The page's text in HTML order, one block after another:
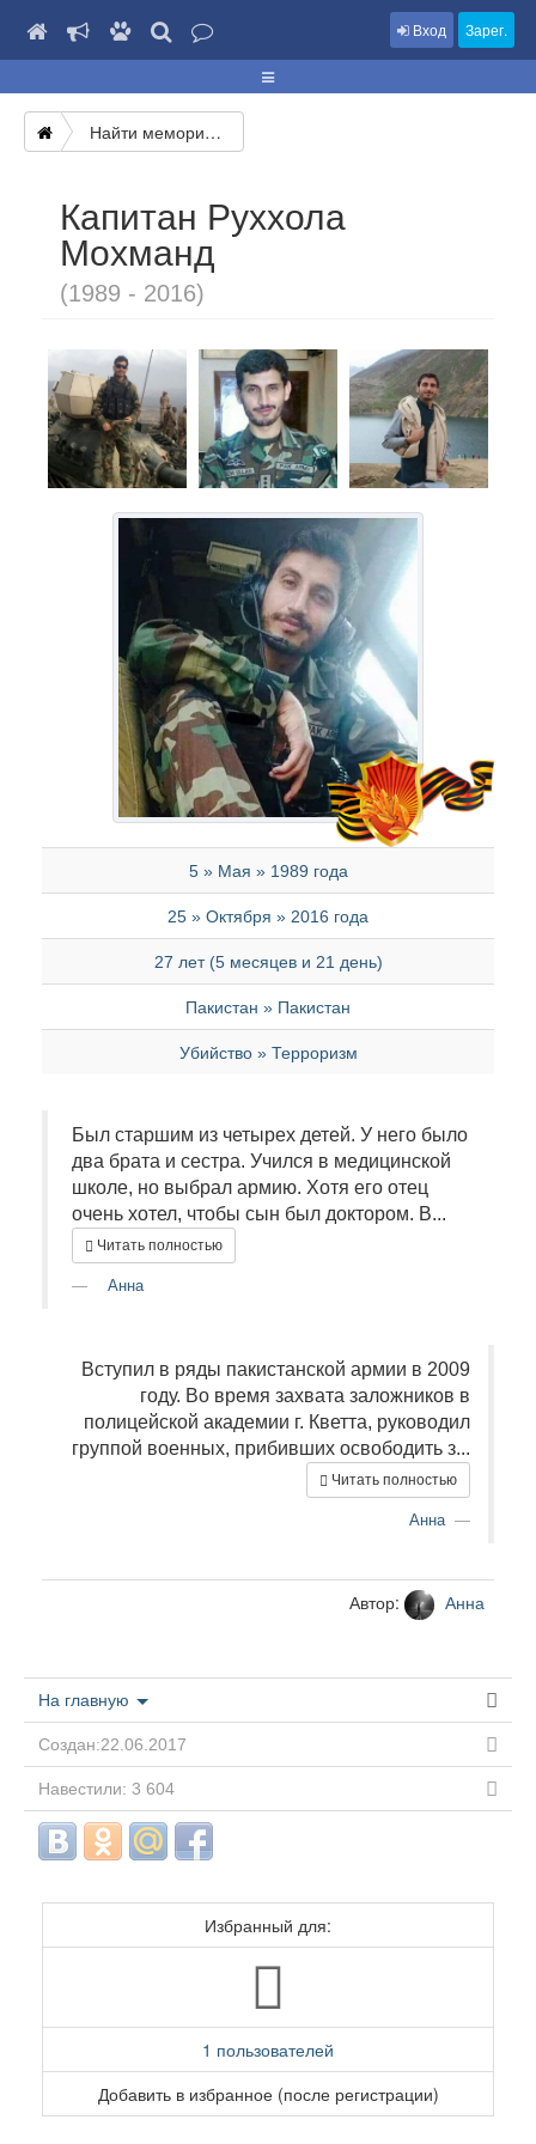
Вход Зарег.
Найти мемориал
Капитан Руххола
Мохманд
(1989 - 2016)
5 » Мая » 1989 года
25 » Октября » 2016 года
27 лет (5 месяцев и 21 день)
Пакистан » Пакистан
Убийство » Терроризм
Был старшим из четырех детей. У него было
два брата и сестра. Учился в медицинской
школе, но выбрал армию. Хотя его отец
очень хотел, чтобы сын был доктором. В...
Читать полностью
Анна
Вступил в ряды пакистанской армии в 2009
году. Во время захвата заложников в
полицейской академии г. Кветта, руководил
группой военных, прибивших освободить з...
Читать полностью
Анна
Автор: Анна
На главную
Создан:22.06.2017
Навестили: 3 604
Избранный для:
1 пользователей
Добавить в избранное (после регистрации)